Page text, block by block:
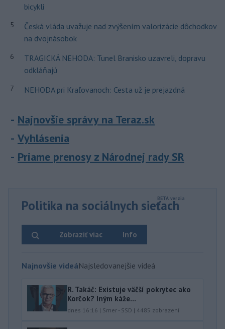
bicykli
5
Česká vláda uvažuje nad zvýšením valorizácie dôchodkov
na dvojnásobok
6
TRAGICKÁ NEHODA: Tunel Branisko uzavreli, dopravu
odkláňajú
7 NEHODA pri Kraľovanoch: Cesta už je prejazdná
Najnovšie správy na Teraz.sk
Vyhlásenia
Priame prenosy z Národnej rady SR
Politika na sociálnych sieťach
Info
Zobraziť viac
Najnovšie videáNajsledovanejšie videá
R. Takáč: Existuje väčší pokrytec ako
Korčok? Iným káže...
dnes 16:16 | Smer - SSD | 4485 zobrazení